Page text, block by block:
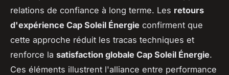
relations de confiance à long terme. Les retours
d'expérience Cap Soleil Énergie confirment que
cette approche réduit les tracas techniques et
renforce la satisfaction globale Cap Soleil Énergie.
Ces éléments illustrent l'alliance entre performance